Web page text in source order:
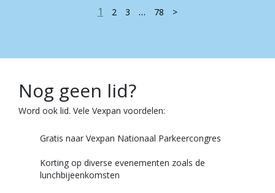
1 2 3 … 78 >
Nog geen lid?
Word ook lid. Vele Vexpan voordelen:
Gratis naar Vexpan Nationaal Parkeercongres
Korting op diverse evenementen zoals de
lunchbijeenkomsten